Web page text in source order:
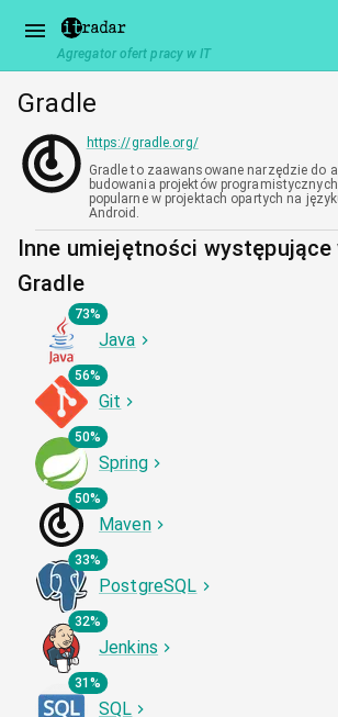
Agregator ofert pracy w IT
Gradle
https://gradle.org/
Gradle to zaawansowane narzędzie do
budowania projektów
popularne w projektach opartych na
Android.
Inne umiejętności występujące
Gradle
73%
Java
56%
Git
50%
Spring
50%
Maven
33%
PostgreSQL
32%
Jenkins
31%
SQL